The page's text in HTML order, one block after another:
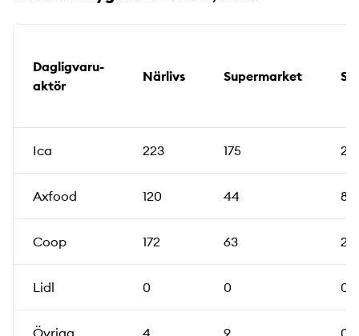
Dagligvaru­
aktör
Närlivs Supermarket
Ica 223 175 23
Axfood 120 44 8
Coop 172 63 28
Lidl 0 0 0
Övriga 4 9 0